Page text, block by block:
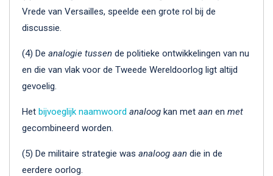
Vrede van Versailles, speelde een grote rol bij de
discussie.
(4) De analogie tussen de politieke ontwikkelingen van nu
en die van vlak voor de Tweede Wereldoorlog ligt altijd
gevoelig.
Het bijvoeglijk naamwoord analoog kan met aan en met
gecombineerd worden.
(5) De militaire strategie was analoog aan die in de
eerdere oorlog.